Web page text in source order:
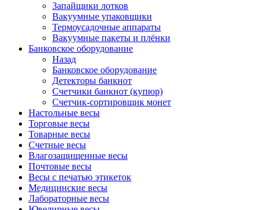
Запайщики лотков
Вакуумные упаковщики
Термоусадочные аппараты
Вакуумные пакеты и плёнки
Банковское оборудование
Назад
Банковское оборудование
Детекторы банкнот
Cчетчики банкнот (купюр)
Счетчик-сортировщик монет
Настольные весы
Торговые весы
Товарные весы
Счетные весы
Влагозащищенные весы
Почтовые весы
Весы с печатью этикеток
Медицинские весы
Лабораторные весы